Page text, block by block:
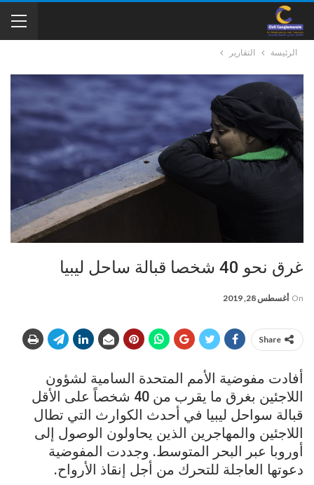
الرئيسة التقارير
غرق نحو 40 شخصا قبالة ساحل ليبيا
On أغسطس 28, 2019
Share
أفادت مفوضية الأمم المتحدة السامية لشؤون
اللاجئين بغرق ما يقرب من 40 شخصاً على الأقل
قبالة سواحل ليبيا في أحدث الكوارث التي تطال
اللاجئين والمهاجرين الذين يحاولون الوصول إلى
أوروبا عبر البحر المتوسط. وجددت المفوضية
دعوتها العاجلة للتحرك من أجل إنقاذ الأرواح.